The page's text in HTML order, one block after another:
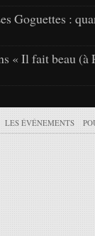
Goguettes :
« Il fait beau (à
LES ÉVÉNEMENTS